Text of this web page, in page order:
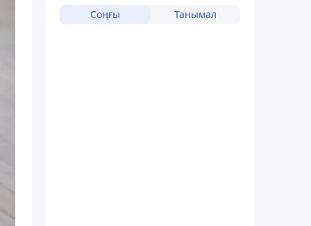
Соңғы Танымал